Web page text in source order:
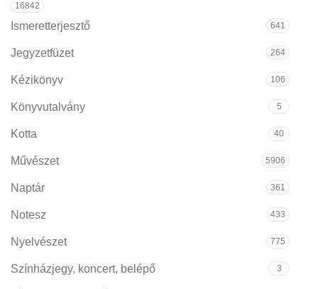
16842
Ismeretterjesztő 641
Jegyzetfüzet 264
Kézikönyv 106
Könyvutalvány 5
Kotta 40
Művészet 5906
Naptár 361
Notesz 433
Nyelvészet 775
Színházjegy, koncert, belépő 3